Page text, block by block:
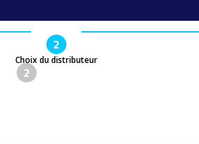
2
Choix du distributeur
2